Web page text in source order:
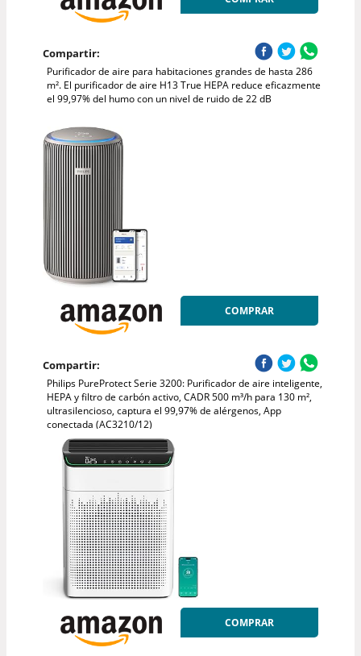
Compartir:
Purificador de aire para habitaciones grandes de hasta 286
m². El purificador de aire H13 True HEPA reduce eficazmente
el 99,97% del humo con un nivel de ruido de 22 dB
COMPRAR
Compartir:
Philips PureProtect Serie 3200: Purificador de aire inteligente,
HEPA y filtro de carbón activo, CADR 500 m³/h para 130 m²,
ultrasilencioso, captura el 99,97% de alérgenos, App
conectada (AC3210/12)
COMPRAR